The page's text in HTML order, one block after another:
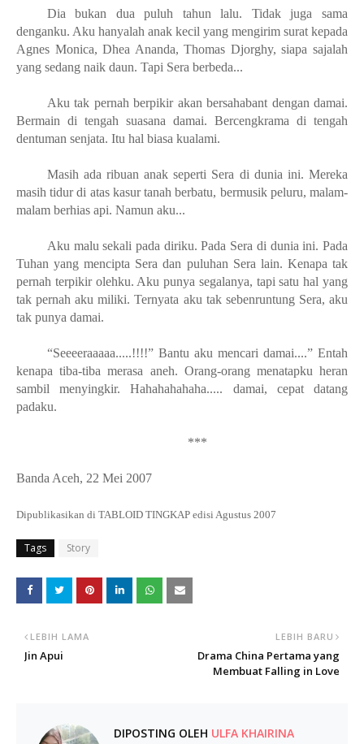
Dia bukan dua puluh tahun lalu. Tidak juga sama
denganku. Aku hanyalah anak kecil yang mengirim surat kepada
Agnes Monica, Dhea Ananda, Thomas Djorghy, siapa sajalah
yang sedang naik daun. Tapi Sera berbeda...
Aku tak pernah berpikir akan bersahabant dengan damai.
Bermain di tengah suasana damai. Bercengkrama di tengah
dentuman senjata. Itu hal biasa kualami.
Masih ada ribuan anak seperti Sera di dunia ini. Mereka
masih tidur di atas kasur tanah berbatu, bermusik peluru, malam-
malam berhias api. Namun aku...
Aku malu sekali pada diriku. Pada Sera di dunia ini. Pada
Tuhan yang mencipta Sera dan puluhan Sera lain. Kenapa tak
pernah terpikir olehku. Aku punya segalanya, tapi satu hal yang
tak pernah aku miliki. Ternyata aku tak sebenruntung Sera, aku
tak punya damai.
“Seeeeraaaaa.....!!!!” Bantu aku mencari damai....” Entah
kenapa tiba-tiba merasa aneh. Orang-orang menatapku heran
sambil menyingkir. Hahahahahaha..... damai, cepat datang
padaku.
***
Banda Aceh, 22 Mei 2007
Dipublikasikan di TABLOID TINGKAP edisi Agustus 2007
Tags Story
LEBIH BARU
Drama China Pertama yang
Membuat Falling in Love
LEBIH LAMA
Jin Apui
DIPOSTING OLEH ULFA KHAIRINA